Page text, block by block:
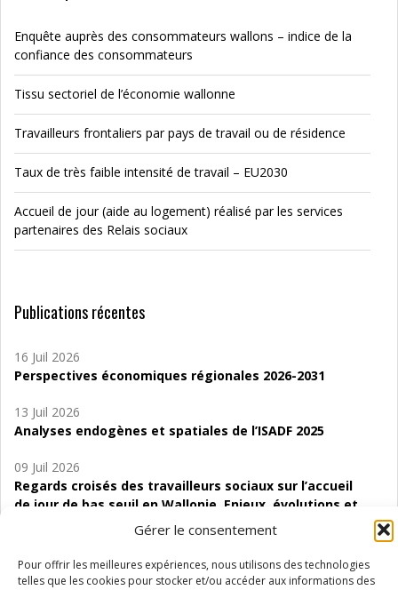
Gérer le consentement
Pour offrir les meilleures expériences, nous utilisons des technologies
telles que les cookies pour stocker et/ou accéder aux informations des
Enquête auprès des consommateurs wallons – indice de la
confiance des consommateurs
Tissu sectoriel de l’économie wallonne
Travailleurs frontaliers par pays de travail ou de résidence
Taux de très faible intensité de travail – EU2030
Accueil de jour (aide au logement) réalisé par les services
partenaires des Relais sociaux
Publications récentes
16 Juil 2026
Perspectives économiques régionales 2026-2031
13 Juil 2026
Analyses endogènes et spatiales de l’ISADF 2025
09 Juil 2026
Regards croisés des travailleurs sociaux sur l’accueil
de jour de bas seuil en Wallonie. Enjeux, évolutions et
06 Juil 2026
Étude d’évaluabilité des Structures